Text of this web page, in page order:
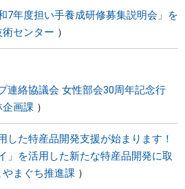
7年度担い手養成研修募集説明会」を
センター
連絡協議会 女性部会30周年記念行
企画課
した特産品開発支援が始まります！
」を活用した新たな特産品開発に取
まぐち推進課